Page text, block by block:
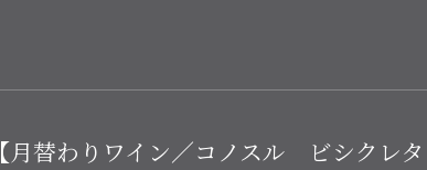
【月替わりワイン／コノスル ビシクレタ